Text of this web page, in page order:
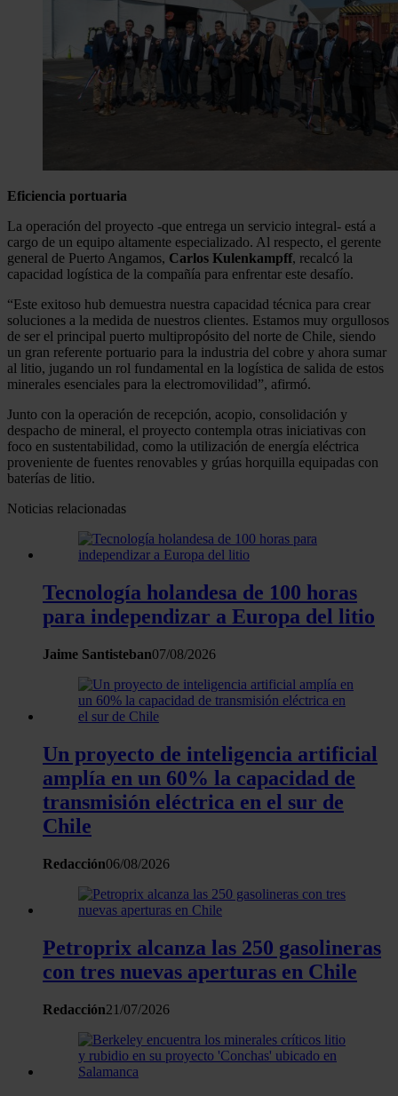
Eficiencia portuaria
La operación del proyecto -que entrega un servicio integral- está a
cargo de un equipo altamente especializado. Al respecto, el gerente
general de Puerto Angamos, Carlos Kulenkampff, recalcó la
capacidad logística de la compañía para enfrentar este desafío.
“Este exitoso hub demuestra nuestra capacidad técnica para crear
soluciones a la medida de nuestros clientes. Estamos muy orgullosos
de ser el principal puerto multipropósito del norte de Chile, siendo
un gran referente portuario para la industria del cobre y ahora sumar
al litio, jugando un rol fundamental en la logística de salida de estos
minerales esenciales para la electromovilidad”, afirmó.
Junto con la operación de recepción, acopio, consolidación y
despacho de mineral, el proyecto contempla otras iniciativas con
foco en sustentabilidad, como la utilización de energía eléctrica
proveniente de fuentes renovables y grúas horquilla equipadas con
baterías de litio.
Noticias relacionadas
Tecnología holandesa de 100 horas
para independizar a Europa del litio
Jaime Santisteban07/08/2026
Un proyecto de inteligencia artificial
amplía en un 60% la capacidad de
transmisión eléctrica en el sur de
Chile
Redacción06/08/2026
Petroprix alcanza las 250 gasolineras
con tres nuevas aperturas en Chile
Redacción21/07/2026